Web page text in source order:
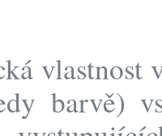
barvě)